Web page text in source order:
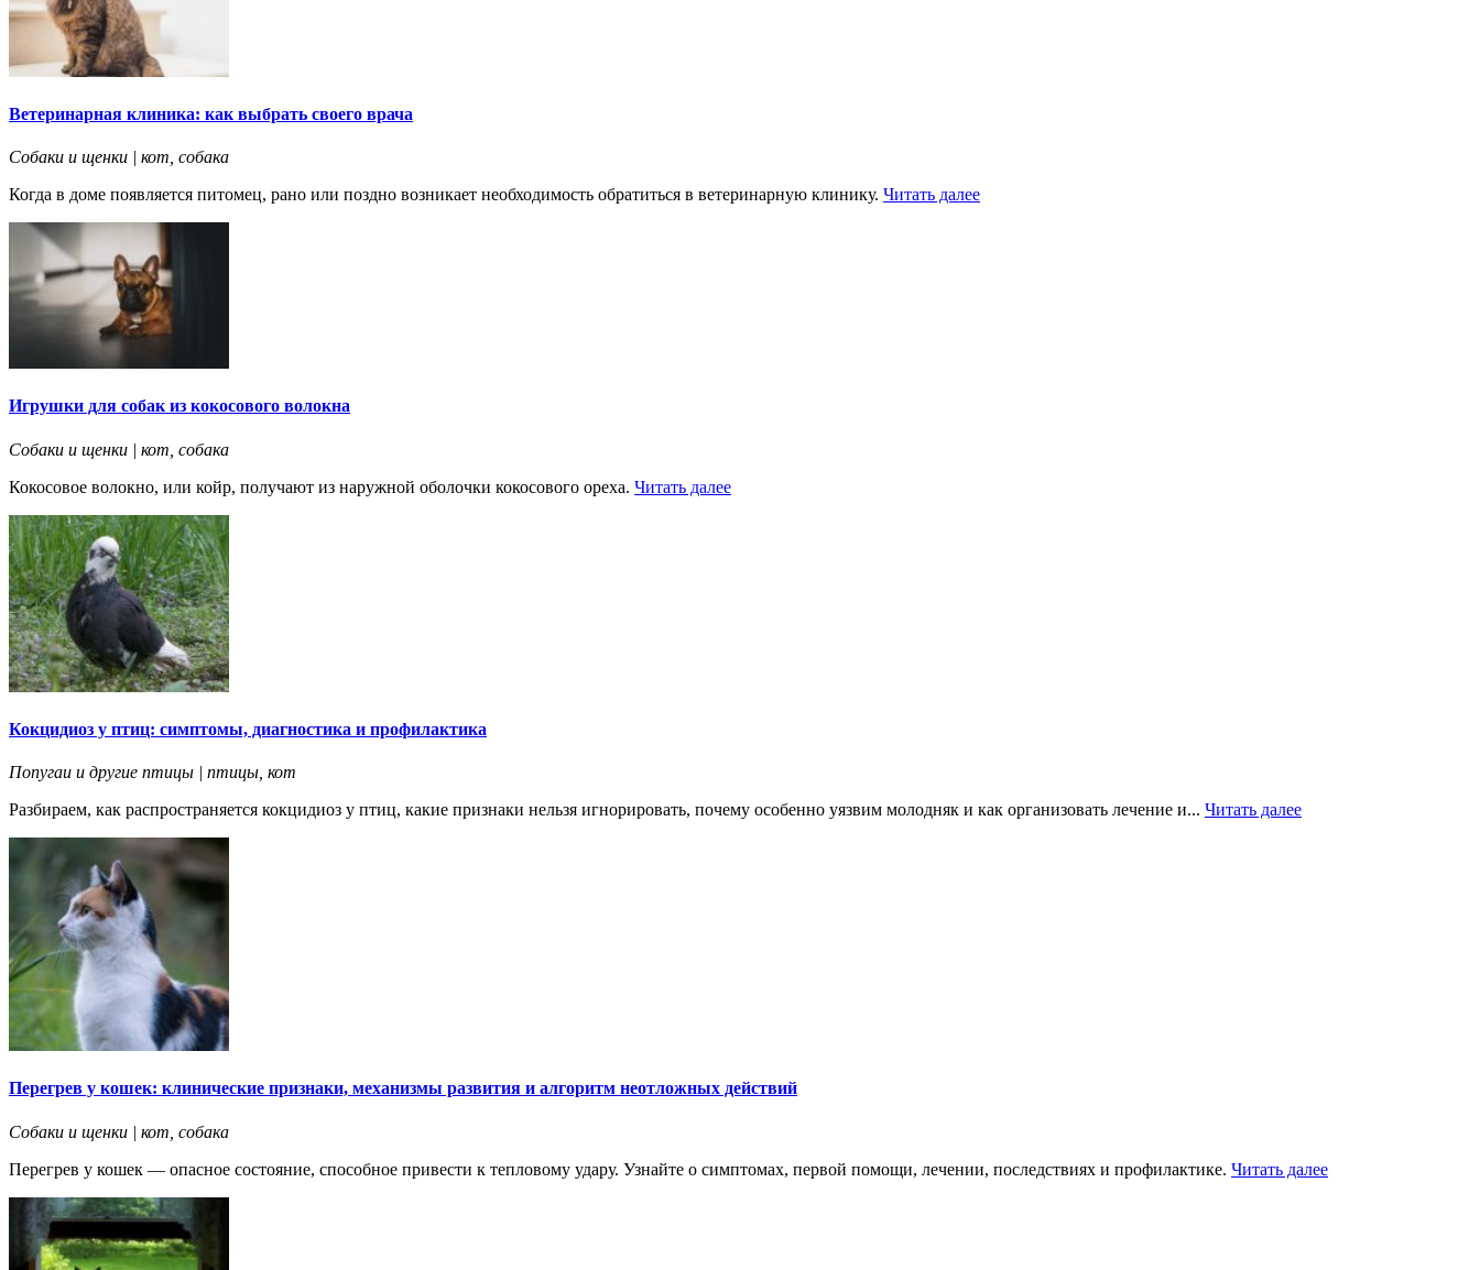
Ветеринарная клиника: как выбрать своего врача
Собаки и щенки | кот, собака
Когда в доме появляется питомец, рано или поздно возникает необходимость обратиться в ветеринарную клинику. Читать далее
Игрушки для собак из кокосового волокна
Собаки и щенки | кот, собака
Кокосовое волокно, или койр, получают из наружной оболочки кокосового ореха. Читать далее
Кокцидиоз у птиц: симптомы, диагностика и профилактика
Попугаи и другие птицы | птицы, кот
Разбираем, как распространяется кокцидиоз у птиц, какие признаки нельзя игнорировать, почему особенно уязвим молодняк и как организовать лечение и... Читать далее
Перегрев у кошек: клинические признаки, механизмы развития и алгоритм неотложных действий
Собаки и щенки | кот, собака
Перегрев у кошек — опасное состояние, способное привести к тепловому удару. Узнайте о симптомах, первой помощи, лечении, последствиях и профилактике. Читать далее